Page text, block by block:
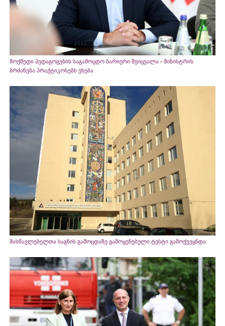
მოქმედი პედაგოგების საგამოცდო ბარიერი შეიცვალა - მინისტრის
ბრძანება პრაქტიკოსებს ეხება
მასწავლებელთა საგნის გამოცდაზე გამოყენებული ტესტი გამოქვეყნდა